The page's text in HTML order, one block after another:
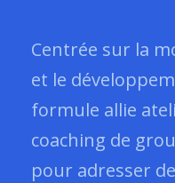
Centrée sur la
et le
formule allie
coaching de
pour adresser